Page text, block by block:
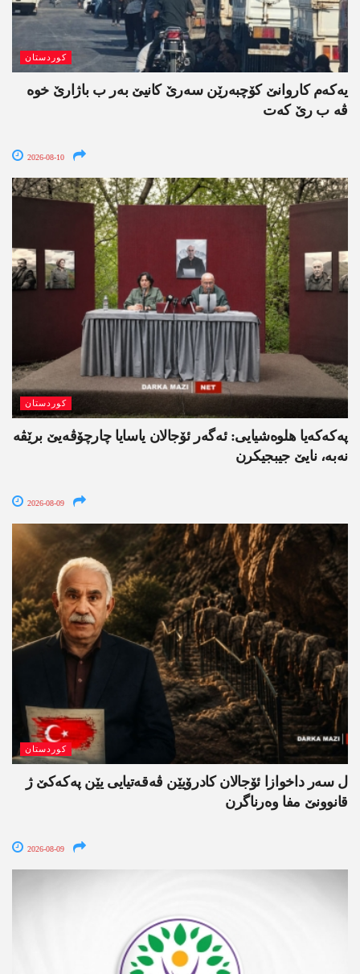
کوردستان
یەکەم کاروانێ کۆچبەرێن سەرێ کانیێ بەر ب باژارێ خوە
ڤە ب رێ کەت
2026-08-10
کوردستان
په‌كه‌كه‌یا هلوه‌شیایی: ئەگەر ئۆجالان یاسایا چارچۆڤەیێ برێڤە
نه‌به‌، نایێ جیبجیکرن
2026-08-09
کوردستان
ل سەر داخوازا ئۆجالان کادرۆیێن ڤەقەتیایی یێن پەکەکێ ژ
قانوونێ مفا وەرناگرن
2026-08-09